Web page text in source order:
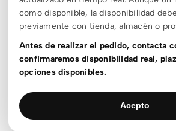
Tubeless
Tubeless
Otros clientes también
como disponible, la disponibilidad
previamente con tienda, almacén o
Antes de realizar el pedido, contacta
confirmaremos disponibilidad real,
opciones disponibles.
Acepto